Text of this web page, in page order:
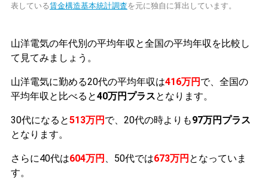
表している賃金構造基本統計調査を元に独自に算出しています。
山洋電気の年代別の平均年収と全国の平均年収を比較し
て見てみましょう。
山洋電気に勤める20代の平均年収は416万円 で、全国の
平均年収と比べると40万円プラスとなります。
30代になると513万円 で、20代の時よりも97万円プラス
となります。
さらに40代は604万円 、50代では673万円 となっていま
す。